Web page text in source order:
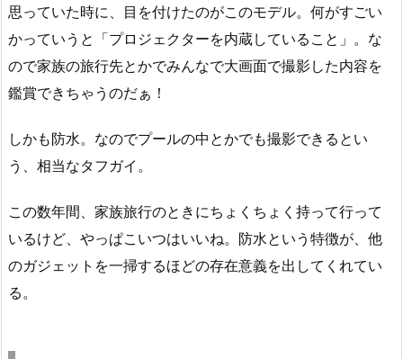
思っていた時に、目を付けたのがこのモデル。何がすごい
かっていうと「プロジェクターを内蔵していること」。な
ので家族の旅行先とかでみんなで大画面で撮影した内容を
鑑賞できちゃうのだぁ！
しかも防水。なのでプールの中とかでも撮影できるとい
う、相当なタフガイ。
この数年間、家族旅行のときにちょくちょく持って行って
いるけど、やっぱこいつはいいね。防水という特徴が、他
のガジェットを一掃するほどの存在意義を出してくれてい
る。